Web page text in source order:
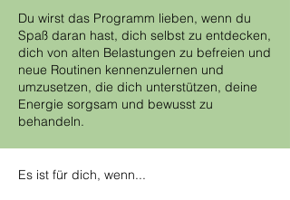
Du wirst das Programm lieben, wenn du
Spaß daran hast, dich selbst zu entdecken,
dich von alten Belastungen zu befreien und
neue Routinen kennenzulernen und
umzusetzen, die dich unterstützen, deine
Energie sorgsam und bewusst zu
behandeln.
Es ist für dich, wenn...